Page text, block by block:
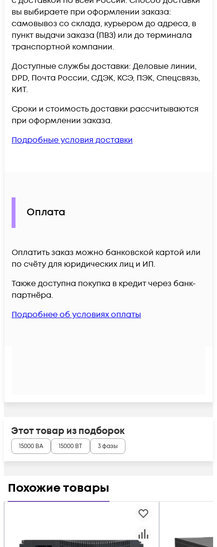
вы выбираете при оформлении заказа:
самовывоз со склада, курьером до адреса, в
пункт выдачи заказа (ПВЗ) или до терминала
транспортной компании.
Доступные службы доставки: Деловые линии,
DPD, Почта России, СДЭК, КСЭ, ПЭК, Спецсвязь,
КИТ.
Сроки и стоимость доставки рассчитываются
при оформлении заказа.
Подробные условия доставки
Оплата
Оплатить заказ можно банковской картой или
по счёту для юридических лиц и ИП.
Также доступна покупка в кредит через банк-
партнёра.
Подробнее об условиях оплаты
Этот товар из подборок
15000 ВА 15000 ВТ 3 фазы
Похожие товары